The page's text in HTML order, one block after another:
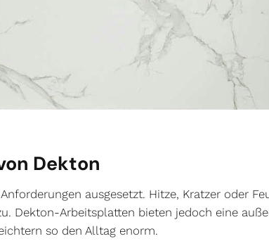
Dekton
ausgesetzt. Hitze, Kratzer oder
Dekton-Arbeitsplatten bieten jedoch eine
so den Alltag enorm.